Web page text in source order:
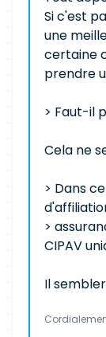
Si c'est
une
certaine
prendre
> Faut-il
Cela ne
> Dans
>
CIPAV
Il